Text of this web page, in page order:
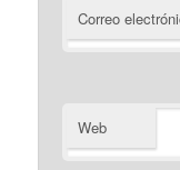
Correo
Web